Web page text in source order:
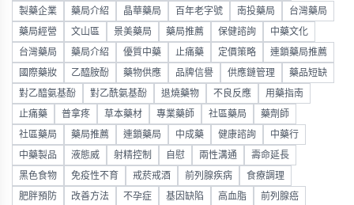
製藥企業 藥局介紹 晶華藥局 百年老字號 南投藥局 台灣藥局
藥局經營 文山區 景美藥局 藥局推薦 保健諮詢 中藥文化
台灣藥局 藥局介紹 優質中藥 止痛藥 定價策略 連鎖藥局推薦
國際藥妝 乙醯胺酚 藥物供應 品牌信譽 供應鏈管理 藥品短缺
對乙醯氨基酚 對乙酰氨基酚 退燒藥物 不良反應 用藥指南
止痛藥 普拿疼 草本藥材 專業藥師 社區藥局 藥劑師
社區藥局 藥局推薦 連鎖藥局 中成藥 健康諮詢 中藥行
中藥製品 液態威 射精控制 自慰 兩性溝通 壽命延長
黑色食物 免疫性不育 戒菸戒酒 前列腺疾病 食療調理
肥胖預防 改善方法 不孕症 基因缺陷 高血脂 前列腺癌